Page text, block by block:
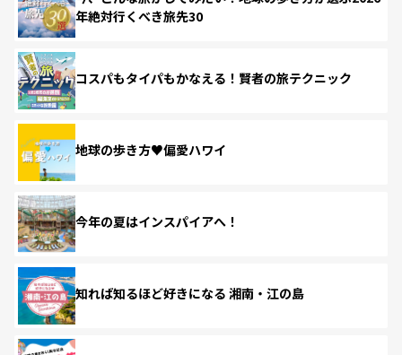
年絶対行くべき旅先30
コスパもタイパもかなえる！賢者の旅テクニック
地球の歩き方♥偏愛ハワイ
今年の夏はインスパイアへ！
知れば知るほど好きになる 湘南・江の島